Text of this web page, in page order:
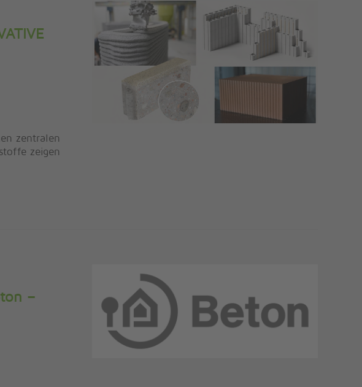
zentralen
zeigen
–